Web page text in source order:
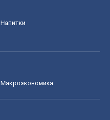
Напитки
Mакроэкономика